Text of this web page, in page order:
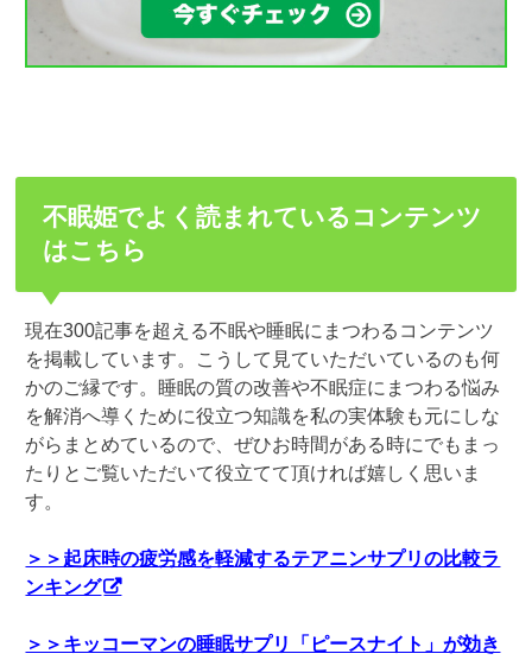
不眠姫でよく読まれているコンテンツ
はこちら
現在300記事を超える不眠や睡眠にまつわるコンテンツ
を掲載しています。こうして見ていただいているのも何
かのご縁です。睡眠の質の改善や不眠症にまつわる悩み
を解消へ導くために役立つ知識を私の実体験も元にしな
がらまとめているので、ぜひお時間がある時にでもまっ
たりとご覧いただいて役立てて頂ければ嬉しく思いま
す。
＞＞起床時の疲労感を軽減するテアニンサプリの比較ラ
ンキング
＞＞キッコーマンの睡眠サプリ「ピースナイト」が効き